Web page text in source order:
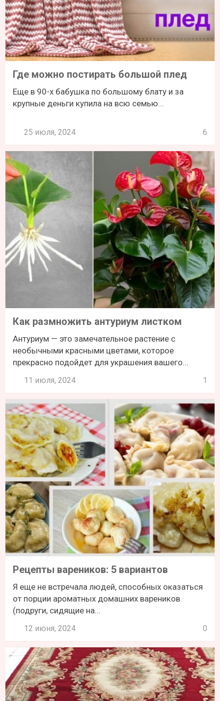
Где можно постирать большой плед
Еще в 90-х бабушка по большому блату и за
крупные деньги купила на всю семью...
25 июля, 2024 6
Как размножить антуриум листком
Антуриум — это замечательное растение с
необычными красными цветами, которое
прекрасно подойдет для украшения вашего...
11 июля, 2024 1
Рецепты вареников: 5 вариантов
Я еще не встречала людей, способных оказаться
от порции ароматных домашних вареников
(подруги, сидящие на...
12 июня, 2024 0